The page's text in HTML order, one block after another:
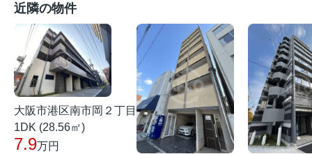
近隣の物件
大阪市港区南市岡２丁目
1DK (28.56㎡)
7.9万円